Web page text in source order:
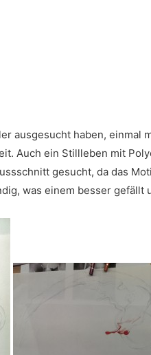
ausgesucht haben,
Auch ein Stillleben mit
gesucht, da das
was einem besser